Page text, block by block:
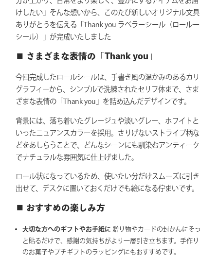
けしたい」そんな想いから、このたび新しいオリジナル文具
ありがとうを伝える「Thank you ラベラーシール（ロールー
シール）」が完成いたしました
■ さまざまな表情の「Thank you」
今回完成したロールシールは、手書き風の温かみのあるカリ
グラフィーから、シンプルで洗練されたセリフ体まで、さま
ざまな表情の「Thank you」を詰め込んだデザインです。
背景には、落ち着いたグレージュや淡いグレー、ホワイトと
いったニュアンスカラーを採用。さりげないストライプ柄な
どをあしらうことで、どんなシーンにも馴染むアンティーク
でナチュラルな雰囲気に仕上げました。
ロール状になっているため、使いたい分だけスムーズに引き
出せて、デスクに置いておくだけでも絵になる佇まいです。
■ おすすめの楽しみ方
大切な方へのギフトやお手紙に 贈り物やカードの封かんにそっ
と貼るだけで、感謝の気持ちがより一層引き立ちます。手作り
のお菓子やプチギフトのラッピングにもおすすめです。